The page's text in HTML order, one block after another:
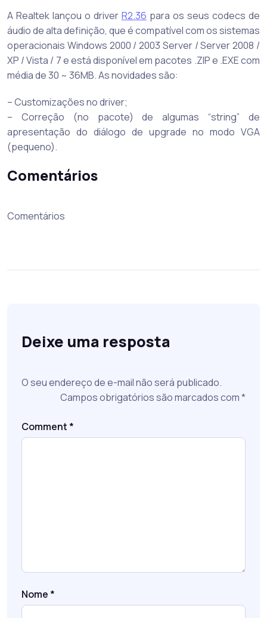
A Realtek lançou o driver R2.36 para os seus codecs de
áudio de alta definição, que é compatível com os sistemas
operacionais Windows 2000 / 2003 Server / Server 2008 /
XP / Vista / 7 e está disponível em pacotes .ZIP e .EXE com
média de 30 ~ 36MB. As novidades são:
– Customizações no driver;
– Correção (no pacote) de algumas “string” de
apresentação do diálogo de upgrade no modo VGA
(pequeno).
Comentários
Comentários
Deixe uma resposta
O seu endereço de e-mail não será publicado.
Campos obrigatórios são marcados com*
Comment *
Nome *